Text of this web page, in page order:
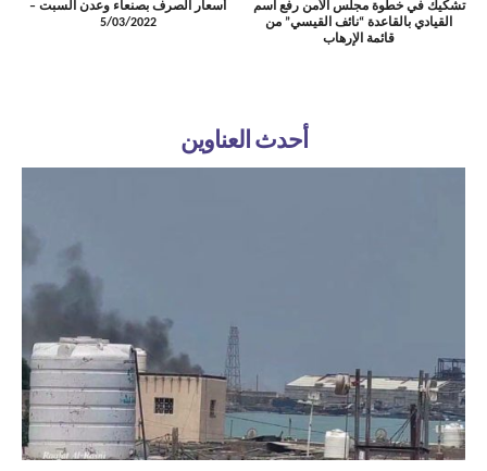
أسعار الصرف بصنعاء وعدن السبت –
5/03/2022
تشكيك في خطوة مجلس الأمن رفع اسم
القيادي بالقاعدة “نائف القيسي” من
قائمة الإرهاب
أحدث العناوين